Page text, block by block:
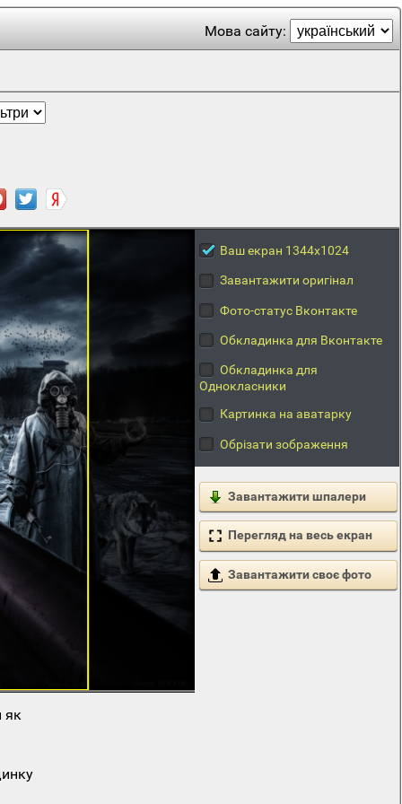
Мова сайту:
Ваш екран 1344x1024
Завантажити оригінал
Фото-статус Вконтакте
Обкладинка для Вконтакте
Обкладинка для
Однокласники
Картинка на аватарку
Обрізати зображення
Завантажити шпалери
Перегляд на весь екран
Завантажити своє фото
як